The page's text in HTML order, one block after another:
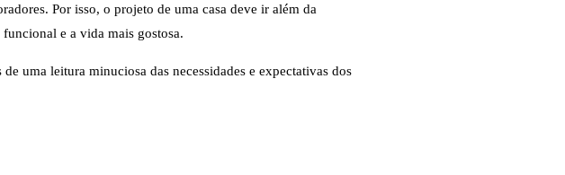
Por isso, o projeto de uma casa deve ir além da
e a vida mais gostosa.
uma leitura minuciosa das necessidades e expectativas dos